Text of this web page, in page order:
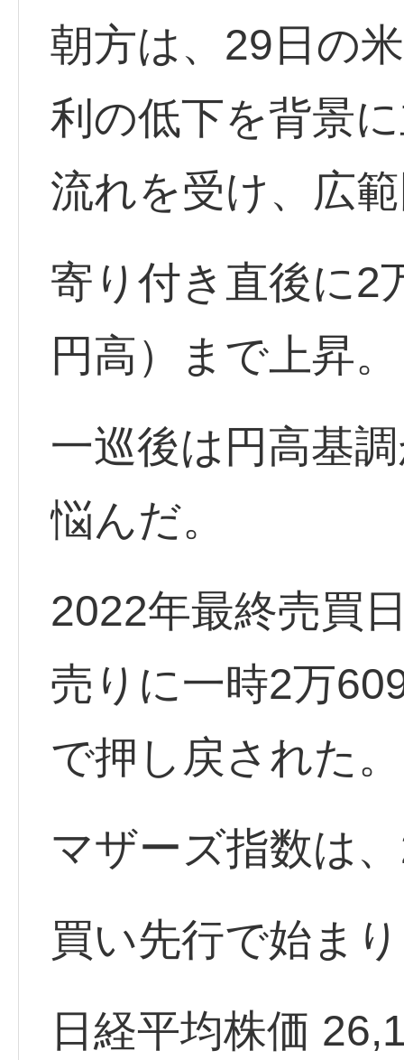
朝方は、29日の
利の低下を背景
流れを受け、広
寄り付き直後に2
円高）まで上昇。
一巡後は円高基
悩んだ。
2022年最終売買
売りに一時2万
で押し戻された。
マザーズ指数は
買い先行で始ま
日経平均株価